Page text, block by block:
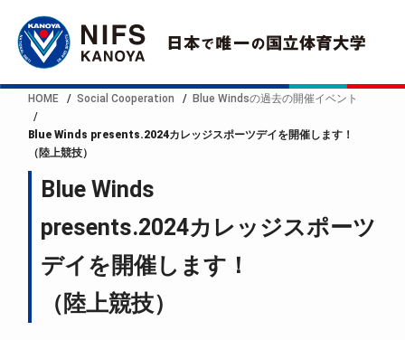
HOME Social Cooperation Blue Windsの過去の開催イベント
Blue Winds presents.2024カレッジスポーツデイを開催します！
（陸上競技）
Blue Winds
presents.2024カレッジスポーツ
デイを開催します！
（陸上競技）